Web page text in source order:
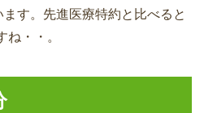
す。先進医療特約と比べると
・・。